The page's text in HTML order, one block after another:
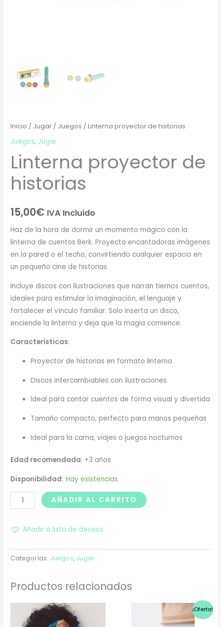
Inicio / Jugar / Juegos / Linterna proyector de historias
Juegos, Jugar
Linterna proyector de
historias
15,00€ IVA Incluido
Haz de la hora de dormir un momento mágico con la
linterna de cuentos Berk. Proyecta encantadoras imágenes
en la pared o el techo, convirtiendo cualquier espacio en
un pequeño cine de historias.
Incluye discos con ilustraciones que narran tiernos cuentos,
ideales para estimular la imaginación, el lenguaje y
fortalecer el vínculo familiar. Solo inserta un disco,
enciende la linterna y deja que la magia comience.
Características:
Proyector de historias en formato linterna
Discos intercambiables con ilustraciones
Ideal para contar cuentos de forma visual y divertida
Tamaño compacto, perfecto para manos pequeñas
Ideal para la cama, viajes o juegos nocturnos
Edad recomendada: +3 años
Disponibilidad: Hay existencias
AÑADIR AL CARRITO
Añadir a lista de deseos
Categorías: Juegos, Jugar
Productos relacionados
¡Oferta!
original
El
precio
actual